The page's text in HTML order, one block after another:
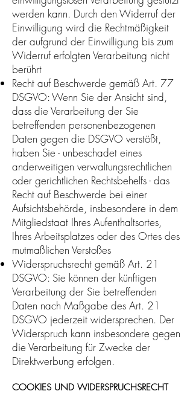
werden kann. Durch den Widerruf der
Einwilligung wird die Rechtmäßigkeit
der aufgrund der Einwilligung bis zum
Widerruf erfolgten Verarbeitung nicht
berührt
Recht auf Beschwerde gemäß Art. 77
DSGVO: Wenn Sie der Ansicht sind,
dass die Verarbeitung der Sie
betreffenden personenbezogenen
Daten gegen die DSGVO verstößt,
haben Sie - unbeschadet eines
anderweitigen verwaltungsrechtlichen
oder gerichtlichen Rechtsbehelfs - das
Recht auf Beschwerde bei einer
Aufsichtsbehörde, insbesondere in dem
Mitgliedstaat Ihres Aufenthaltsortes,
Ihres Arbeitsplatzes oder des Ortes des
mutmaßlichen Verstoßes
Widerspruchsrecht gemäß Art. 21
DSGVO: Sie können der künftigen
Verarbeitung der Sie betreffenden
Daten nach Maßgabe des Art. 21
DSGVO jederzeit widersprechen. Der
Widerspruch kann insbesondere gegen
die Verarbeitung für Zwecke der
Direktwerbung erfolgen.
COOKIES UND WIDERSPRUCHSRECHT